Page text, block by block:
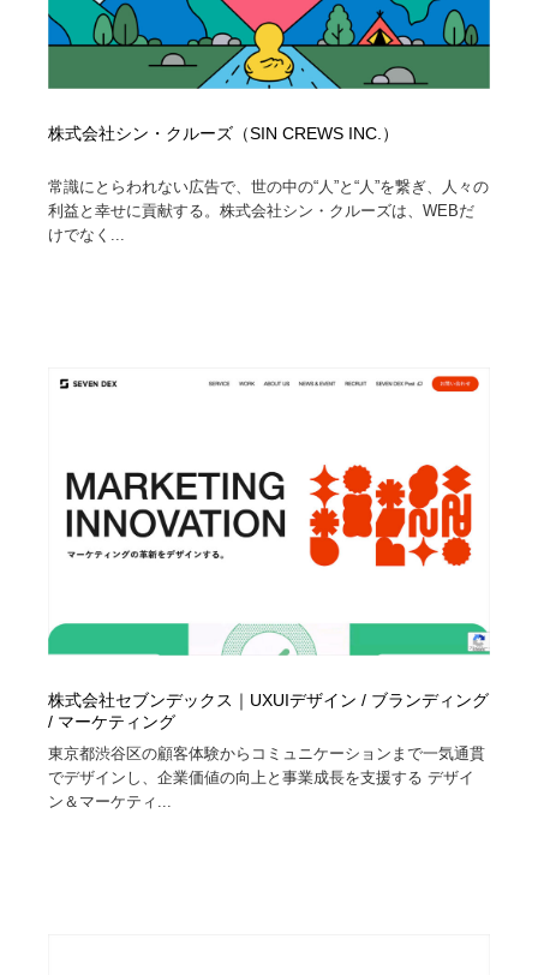
株式会社シン・クルーズ（SIN CREWS INC.）
常識にとらわれない広告で、世の中の“人”と“人”を繋ぎ、人々の
利益と幸せに貢献する。株式会社シン・クルーズは、WEBだ
けでなく...
株式会社セブンデックス｜UXUIデザイン / ブランディング
/ マーケティング
東京都渋谷区の顧客体験からコミュニケーションまで一気通貫
でデザインし、企業価値の向上と事業成長を支援する デザイ
ン＆マーケティ...